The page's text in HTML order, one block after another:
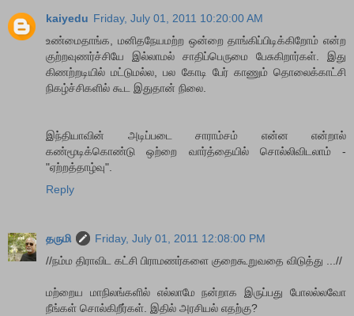
kaiyedu Friday, July 01, 2011 10:20:00 AM
உண்மைதாங்க, மனிதநேயமற்ற ஒன்றை தாங்கிப்பிடிக்கிறோம் என்ற
குற்றவுணர்ச்சியே இல்லாமல் சாதிப்பெருமை பேசுகிறார்கள். இது
கிணற்றடியில் மட்டுமல்ல, பல கோடி பேர் காணும் தொலைக்காட்சி
நிகழ்ச்சிகளில் கூட இதுதான் நிலை.
இந்தியாவின் அடிப்படை சாராம்சம் என்ன என்றால்
கண்மூடிக்கொண்டு ஒற்றை வார்த்தையில் சொல்லிவிடலாம் -
"ஏற்றத்தாழ்வு".
Reply
தருமி
Friday, July 01, 2011 12:08:00 PM
//நம்ம திராவிட கட்சி பிராமணர்களை குறைகூறுவதை விடுத்து ...//
மற்றைய மாநிலங்களில் எல்லாமே நன்றாக இருப்பது போலல்லவோ
நீங்கள் சொல்கிறீர்கள். இதில் அரசியல் எதற்கு?